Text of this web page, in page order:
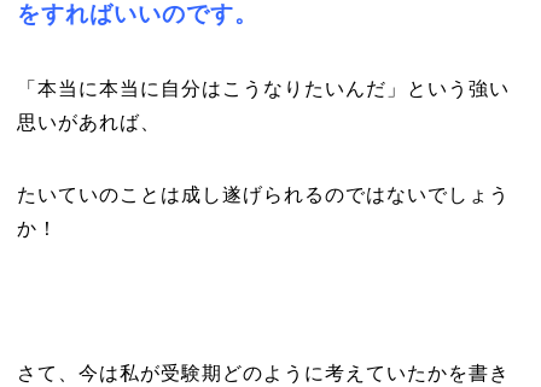
をすればいいのです。
「本当に本当に自分はこうなりたいんだ」という強い
思いがあれば、
たいていのことは成し遂げられるのではないでしょう
か！
さて、今は私が受験期どのように考えていたかを書き